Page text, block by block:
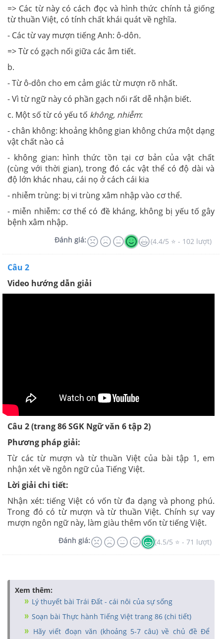
=> Các từ này có cách đọc và hình thức chính tả giống
từ thuần Việt, có tính chất khái quát về nghĩa.
- Các từ vay mượn tiếng Anh: ô-dôn.
=> Từ có gạch nối giữa các âm tiết.
b.
- Từ ô-dôn cho em cảm giác từ mượn rõ nhất.
- Vì từ ngữ này có phần gạch nối rất dễ nhận biết.
c. Một số từ có yếu tố không, nhiễm:
- chân không: khoảng không gian không chứa một dạng
vật chất nào cả
- không gian: hình thức tồn tại cơ bản của vật chất
(cùng với thời gian), trong đó các vật thể có độ dài và
độ lớn khác nhau, cái nọ ở cách cái kia
- nhiễm trùng: bị vi trùng xâm nhập vào cơ thể.
- miễn nhiễm: cơ thể có đề kháng, không bị yếu tố gây
bệnh xâm nhập.
Đánh giá: (4.4/5 ⭐ - 102 lượt)
Câu 2
Video hướng dẫn giải
Câu 2 (trang 86 SGK Ngữ văn 6 tập 2)
Phương pháp giải:
Từ các từ mượn và từ thuần Việt của bài tập 1, em
nhận xét về ngôn ngữ của Tiếng Việt.
Lời giải chi tiết:
Nhận xét: tiếng Việt có vốn từ đa dạng và phong phú.
Trong đó có từ mượn và từ thuần Việt. Chính sự vay
mượn ngôn ngữ này, làm giàu thêm vốn từ tiếng Việt.
Đánh giá: (4.5/5 ⭐ - 71 lượt)
Xem thêm:
Lý thuyết bài Trái Đất - cái nôi của sự sống
Soạn bài Thực hành Tiếng Việt trang 86 (chi tiết)
Hãy viết đoạn văn (khoảng 5-7 câu) về chủ đề Để